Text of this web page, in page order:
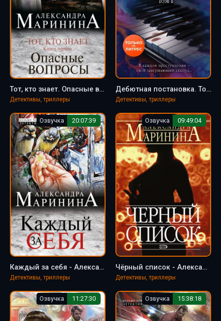
Тот, кто знает. Опасные вопросы - Александра Маринина
Детективы, триллеры
Дебютная постановка. Том 1 - Александра Маринина
Детективы, триллеры
Озвучка 20:07:39
Каждый за себя - Александра Маринина
Детективы, триллеры
Озвучка 09:49:04
Чёрный список - Александра Маринина
Детективы, триллеры
Озвучка 11:27:30 Озвучка 15:38:18